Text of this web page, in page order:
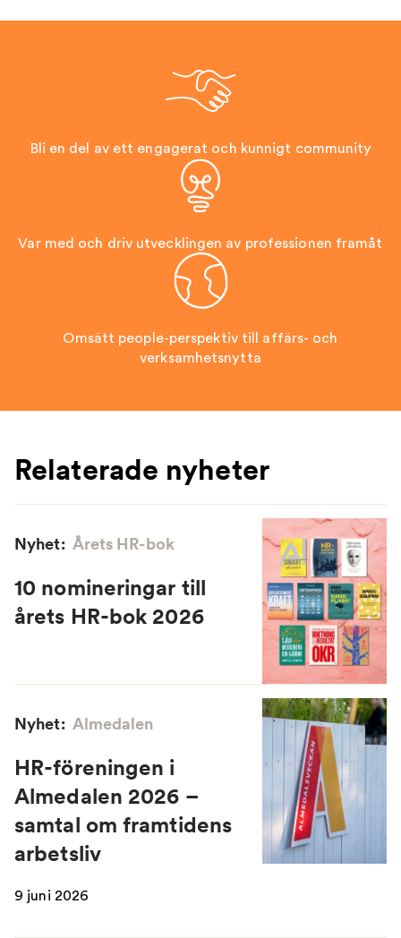
Bli en del av ett engagerat och kunnigt community
Var med och driv utvecklingen av professionen framåt
Omsätt people-perspektiv till affärs- och
verksamhetsnytta
Relaterade nyheter
Nyhet: Årets HR-bok
10 nomineringar till
årets HR-bok 2026
Nyhet: Almedalen
HR-föreningen i
Almedalen 2026 –
samtal om framtidens
arbetsliv
9 juni 2026